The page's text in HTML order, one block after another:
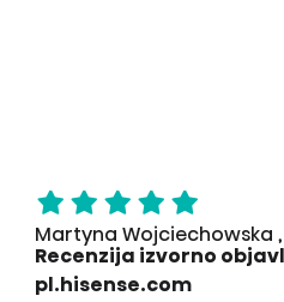
Martyna Wojciechowska
Recenzija izvorno
pl.hisense.com